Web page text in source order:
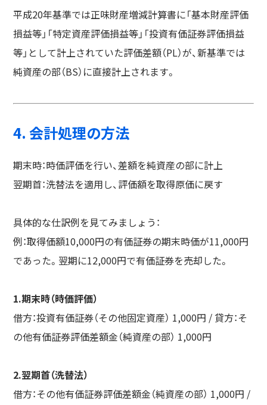
平成20年基準では正味財産増減計算書に「基本財産評価
損益等」「特定資産評価損益等」「投資有価証券評価損益
等」として計上されていた評価差額（PL）が、新基準では
純資産の部（BS）に直接計上されます。
4. 会計処理の方法
期末時：時価評価を行い、差額を純資産の部に計上
翌期首：洗替法を適用し、評価額を取得原価に戻す
具体的な仕訳例を見てみましょう：
例：取得価額10,000円の有価証券の期末時価が11,000円
であった。翌期に12,000円で有価証券を売却した。
1.期末時（時価評価）
借方：投資有価証券（その他固定資産） 1,000円 / 貸方：そ
の他有価証券評価差額金（純資産の部） 1,000円
2.翌期首（洗替法）
借方：その他有価証券評価差額金（純資産の部） 1,000円 /